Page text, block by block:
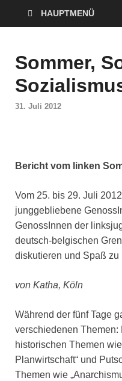
HAUPTMENÜ
Sommer,
31. Juli 2012
Bericht vom linken
Vom 25. bis 29. Juli
junggebliebene
GenossInnen der
deutsch-belgischen
diskutieren und Spaß zu
von Katha, Köln
Während der fünf Tage
verschiedenen
historischen Themen
Planwirtschaft“ und
Themen wie